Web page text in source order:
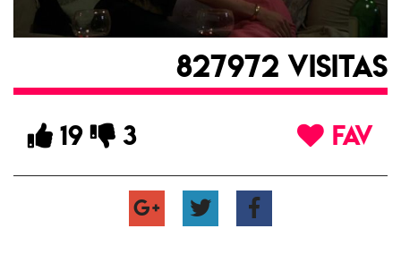
827972 VISITAS
19 3 FAV